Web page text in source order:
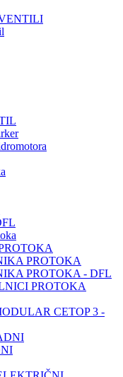
PROTOKA
PROTOKA - DFL
PROTOKA
CETOP 3 -